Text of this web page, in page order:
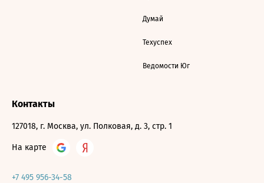
Думай
Техуспех
Ведомости Юг
Контакты
127018, г. Москва, ул. Полковая, д. 3, стр. 1
На карте
+7 495 956-34-58